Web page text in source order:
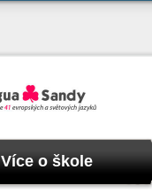
Více o škole